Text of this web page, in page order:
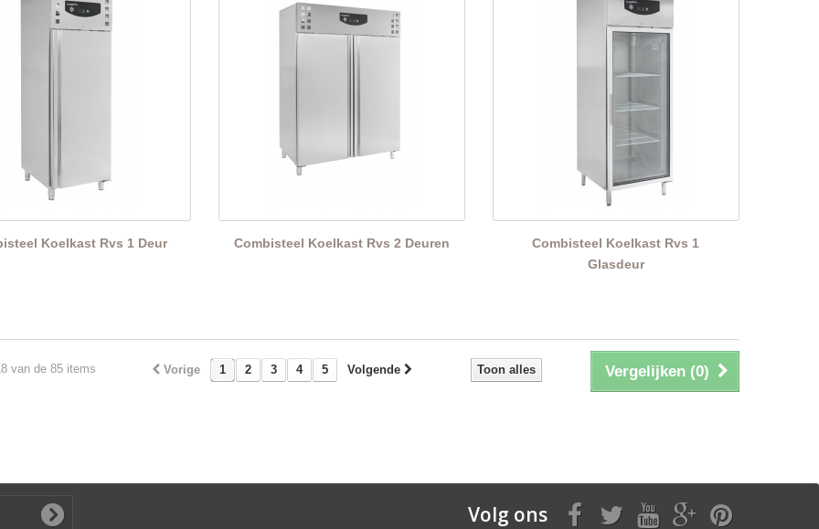
Koelkast Rvs 1 Deur Combisteel Koelkast Rvs 2 Deuren
Combisteel Koelkast Rvs 1
Glasdeur
Vergelijken (0)
Toon alles
Vorige 1 2 3 4 5 Volgende
van de 85 items
Volg ons